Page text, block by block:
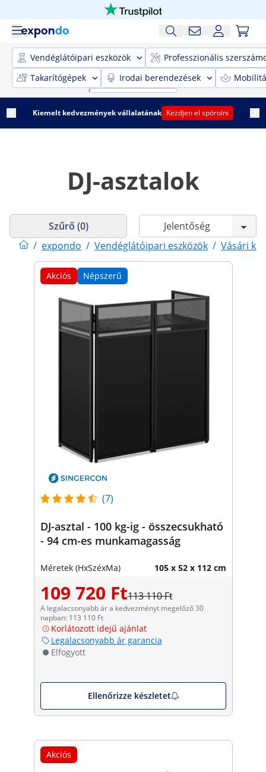
Vendéglátóipari eszközök
Professzionális
Takarítógépek
Irodai berendezések
Kiemelt kedvezmények vállalatának Kezdjen el spórolni
DJ-asztalok
/ expondo / Vendéglátóipari eszközök / Vásári
Szűrő (0)
Akciós Népszerű
(7)
DJ-asztal - 100 kg-ig - összecsukható
- 94 cm-es munkamagasság
Méretek (HxSzéxMa) 105 x 52 x 112 cm
109 720 Ft113 110 Ft
A legalacsonyabb ár a kedvezményt megelőző 30
napban: 113 110 Ft
Korlátozott idejű ajánlat
Legalacsonyabb ár garancia
Elfogyott
Ellenőrizze készletet
Akciós